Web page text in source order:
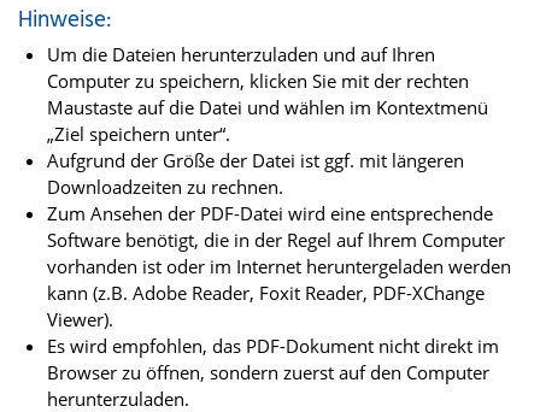
Hinweise:
Um die Dateien herunterzuladen und auf Ihren
Computer zu speichern, klicken Sie mit der rechten
Maustaste auf die Datei und wählen im Kontextmenü
„Ziel speichern unter“.
Aufgrund der Größe der Datei ist ggf. mit längeren
Downloadzeiten zu rechnen.
Zum Ansehen der PDF-Datei wird eine entsprechende
Software benötigt, die in der Regel auf Ihrem Computer
vorhanden ist oder im Internet heruntergeladen werden
kann (z.B. Adobe Reader, Foxit Reader, PDF-XChange
Viewer).
Es wird empfohlen, das PDF-Dokument nicht direkt im
Browser zu öffnen, sondern zuerst auf den Computer
herunterzuladen.